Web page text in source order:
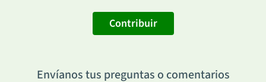
Contribuir
Envíanos tus preguntas o comentarios